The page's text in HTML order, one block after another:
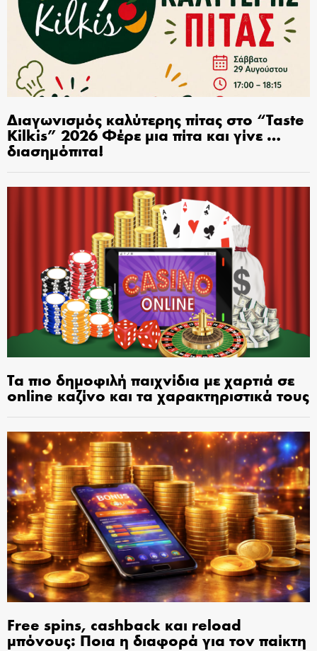
Διαγωνισμός καλύτερης πίτας στο “Taste
Kilkis” 2026 Φέρε μια πίτα και γίνε …
διασημόπιτα!
Τα πιο δημοφιλή παιχνίδια με χαρτιά σε
online καζίνο και τα χαρακτηριστικά τους
Free spins, cashback και reload
μπόνους: Ποια η διαφορά για τον παίκτη